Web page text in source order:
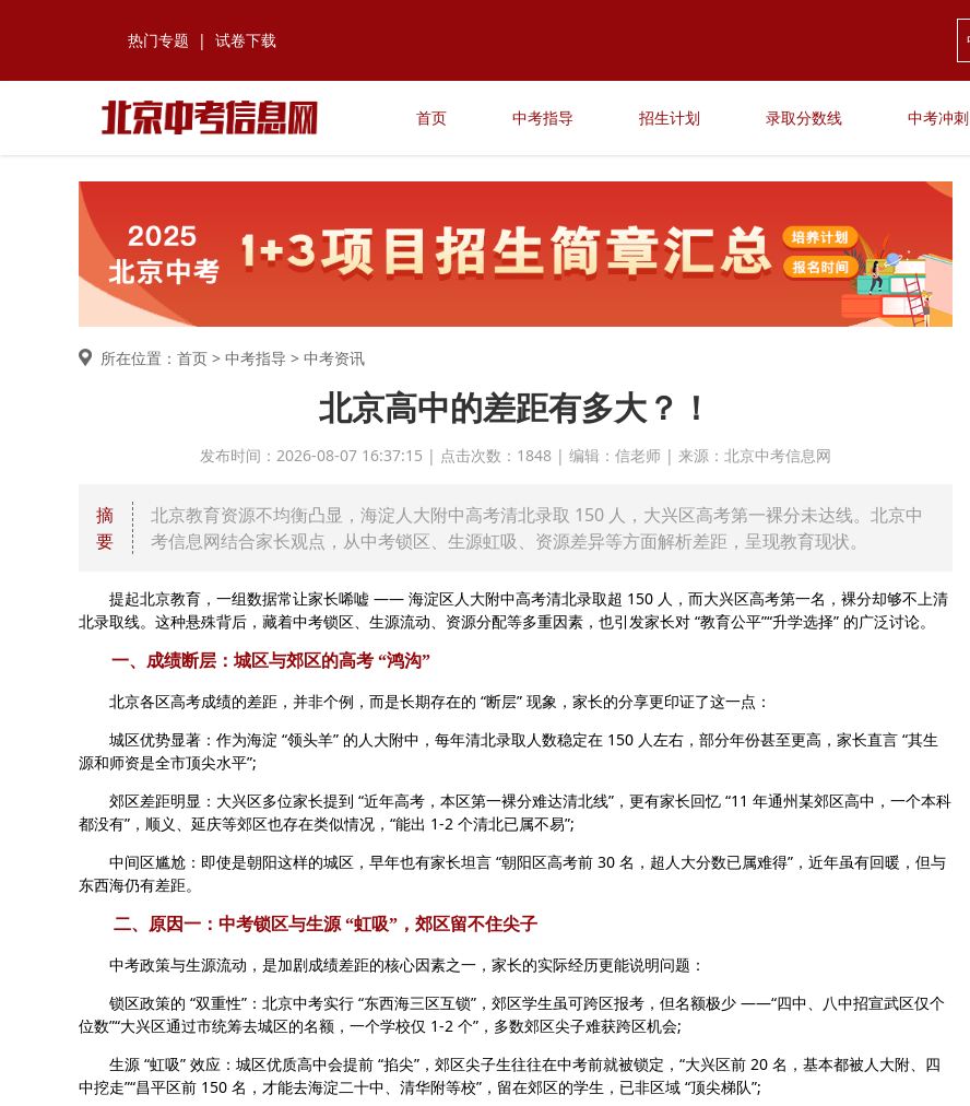
热门专题 | 试卷下载
首页 中考指导 招生计划 录取分数线 中考冲刺
所在位置：首页 > 中考指导 > 中考资讯
北京高中的差距有多大？！
发布时间：2026-08-07 16:37:15 | 点击次数：1848 | 编辑：信老师 | 来源：北京中考信息网
摘
要
北京教育资源不均衡凸显，海淀人大附中高考清北录取 150 人，大兴区高考第一裸分未达线。北京中
考信息网结合家长观点，从中考锁区、生源虹吸、资源差异等方面解析差距，呈现教育现状。
提起北京教育，一组数据常让家长唏嘘 —— 海淀区人大附中高考清北录取超 150 人，而大兴区高考第一名，裸分却够不上清
北录取线。这种悬殊背后，藏着中考锁区、生源流动、资源分配等多重因素，也引发家长对 “教育公平”“升学选择” 的广泛讨论。
一、成绩断层：城区与郊区的高考 “鸿沟”
北京各区高考成绩的差距，并非个例，而是长期存在的 “断层” 现象，家长的分享更印证了这一点：
城区优势显著：作为海淀 “领头羊” 的人大附中，每年清北录取人数稳定在 150 人左右，部分年份甚至更高，家长直言 “其生
源和师资是全市顶尖水平”;
郊区差距明显：大兴区多位家长提到 “近年高考，本区第一裸分难达清北线”，更有家长回忆 “11 年通州某郊区高中，一个本科
都没有”，顺义、延庆等郊区也存在类似情况，“能出 1-2 个清北已属不易”;
中间区尴尬：即使是朝阳这样的城区，早年也有家长坦言 “朝阳区高考前 30 名，超人大分数已属难得”，近年虽有回暖，但与
东西海仍有差距。
二、原因一：中考锁区与生源 “虹吸”，郊区留不住尖子
中考政策与生源流动，是加剧成绩差距的核心因素之一，家长的实际经历更能说明问题：
锁区政策的 “双重性”：北京中考实行 “东西海三区互锁”，郊区学生虽可跨区报考，但名额极少 ——“四中、八中招宣武区仅个
位数”“大兴区通过市统筹去城区的名额，一个学校仅 1-2 个”，多数郊区尖子难获跨区机会;
生源 “虹吸” 效应：城区优质高中会提前 “掐尖”，郊区尖子生往往在中考前就被锁定，“大兴区前 20 名，基本都被人大附、四
中挖走”“昌平区前 150 名，才能去海淀二十中、清华附等校”，留在郊区的学生，已非区域 “顶尖梯队”;